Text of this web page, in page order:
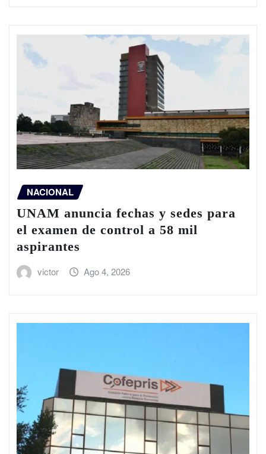
NACIONAL
UNAM anuncia fechas y sedes para
el examen de control a 58 mil
aspirantes
victor Ago 4, 2026